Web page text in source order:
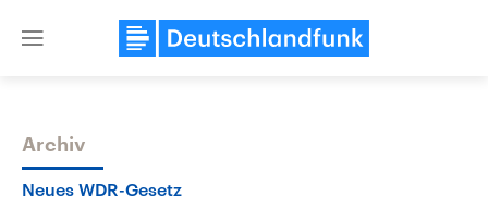
Close
Themen
Archiv
Neues WDR-Gesetz